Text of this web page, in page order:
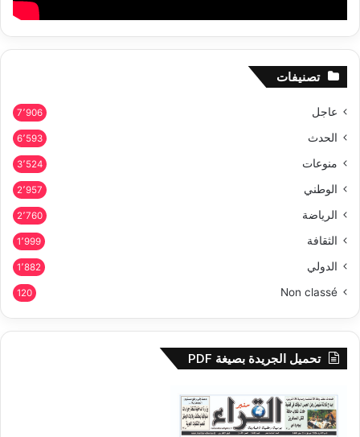
تصنيفات
عاجل 7٬906
الحدث 6٬593
منوعات 3٬524
الوطني 2٬957
الرياضة 2٬760
الثقافة 1٬999
الدولي 1٬882
Non classé
120
تحميل الجريدة بصيغة PDF